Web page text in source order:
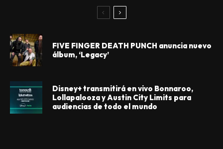
FIVE FINGER DEATH PUNCH anuncia nuevo
álbum, ‘Legacy’
Disney+ transmitirá en vivo Bonnaroo,
Lollapalooza y Austin City Limits para
audiencias de todo el mundo